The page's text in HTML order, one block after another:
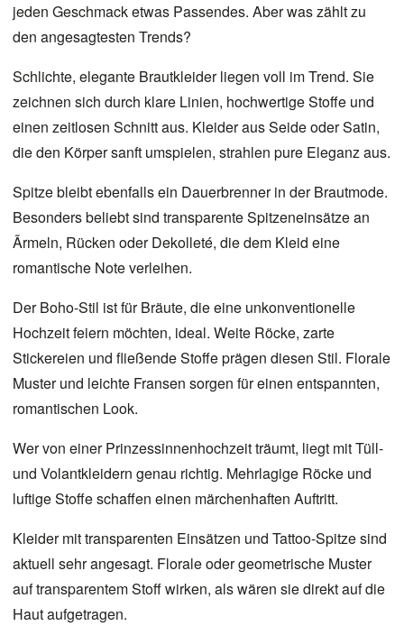
jeden Geschmack etwas Passendes. Aber was zählt zu
den angesagtesten Trends?
Schlichte, elegante Brautkleider liegen voll im Trend. Sie
zeichnen sich durch klare Linien, hochwertige Stoffe und
einen zeitlosen Schnitt aus. Kleider aus Seide oder Satin,
die den Körper sanft umspielen, strahlen pure Eleganz aus.
Spitze bleibt ebenfalls ein Dauerbrenner in der Brautmode.
Besonders beliebt sind transparente Spitzeneinsätze an
Ãrmeln, Rücken oder Dekolleté, die dem Kleid eine
romantische Note verleihen.
Der Boho-Stil ist für Bräute, die eine unkonventionelle
Hochzeit feiern möchten, ideal. Weite Röcke, zarte
Stickereien und fließende Stoffe prägen diesen Stil. Florale
Muster und leichte Fransen sorgen für einen entspannten,
romantischen Look.
Wer von einer Prinzessinnenhochzeit träumt, liegt mit Tüll-
und Volantkleidern genau richtig. Mehrlagige Röcke und
luftige Stoffe schaffen einen märchenhaften Auftritt.
Kleider mit transparenten Einsätzen und Tattoo-Spitze sind
aktuell sehr angesagt. Florale oder geometrische Muster
auf transparentem Stoff wirken, als wären sie direkt auf die
Haut aufgetragen.